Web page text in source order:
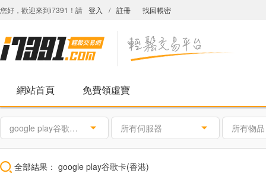
您好，歡迎來到i7391！請 登入 / 註冊 找回帳密
網站首頁 免費領虛寶
google play谷歌卡(香港) 所有伺服器 所有物品
全部結果： google play谷歌卡(香港)